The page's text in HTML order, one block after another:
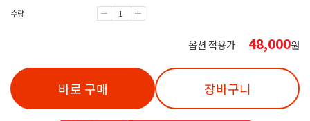
수량
옵션 적용가 48,000원
바로 구매 장바구니